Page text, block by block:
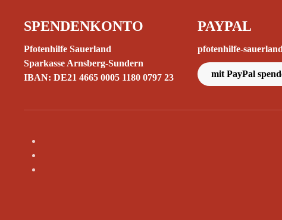
SPENDENKONTO
Pfotenhilfe Sauerland
Sparkasse Arnsberg-Sundern
IBAN: DE21 4665 0005 1180 0797 23
PAYPAL
pfotenhilfe-
mit PayPal